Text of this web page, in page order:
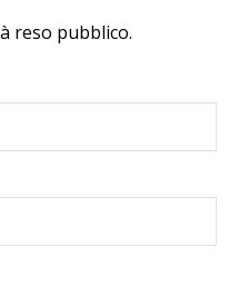
reso pubblico.